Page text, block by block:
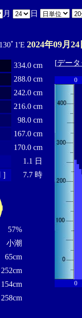
月 日
ﾟ1'E 2024年09月
334.0 cm
288.0 cm
242.0 cm
216.0 cm
98.0 cm
167.0 cm
170.0 cm
1.1 日
7.7 時
57%
小潮
65cm
252cm
154cm
258cm
[デー
0
0